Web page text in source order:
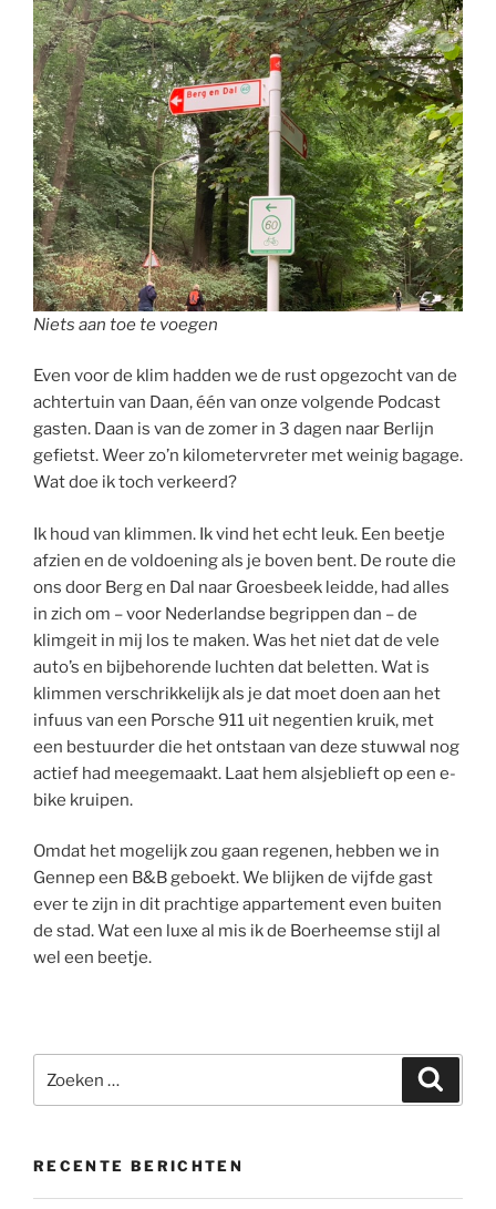
Niets aan toe te voegen
Even voor de klim hadden we de rust opgezocht van de
achtertuin van Daan, één van onze volgende Podcast
gasten. Daan is van de zomer in 3 dagen naar Berlijn
gefietst. Weer zo’n kilometervreter met weinig bagage.
Wat doe ik toch verkeerd?
Ik houd van klimmen. Ik vind het echt leuk. Een beetje
afzien en de voldoening als je boven bent. De route die
ons door Berg en Dal naar Groesbeek leidde, had alles
in zich om – voor Nederlandse begrippen dan – de
klimgeit in mij los te maken. Was het niet dat de vele
auto’s en bijbehorende luchten dat beletten. Wat is
klimmen verschrikkelijk als je dat moet doen aan het
infuus van een Porsche 911 uit negentien kruik, met
een bestuurder die het ontstaan van deze stuwwal nog
actief had meegemaakt. Laat hem alsjeblieft op een e-
bike kruipen.
Omdat het mogelijk zou gaan regenen, hebben we in
Gennep een B&B geboekt. We blijken de vijfde gast
ever te zijn in dit prachtige appartement even buiten
de stad. Wat een luxe al mis ik de Boerheemse stijl al
wel een beetje.
naar:
RECENTE BERICHTEN